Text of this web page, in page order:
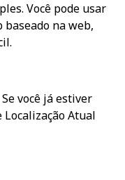
Você pode usar
baseado na web,
você já estiver
Localização Atual